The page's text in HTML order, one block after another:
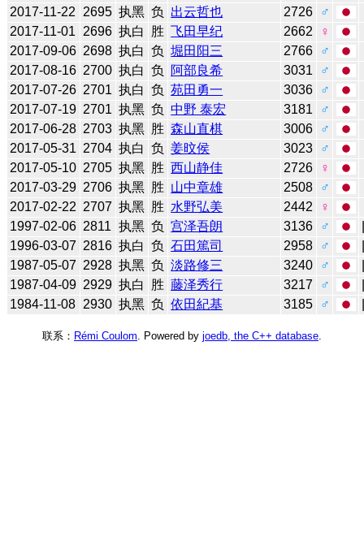
2017-11-22
2695 执黑 负 出云哲也 2726
♂
2017-11-01
2696 执白 胜 飞田早纪 2662
♀
2017-09-06 2698 执白 负 堀田阳三 2766
♂
2017-08-16 2700 执白 负 阿部良希 3031
♂
2017-07-26 2701 执白 负 苑田勇一 3036
♂
2017-07-19 2701 执黑 负 中野 泰宏 3181
♂
2017-06-28 2703 执黑 胜 森山直棋 3006
♂
2017-05-31 2704 执白 负 姜旼侯 3023
♂
2017-05-10 2705 执黑 胜 西山静佳 2726
♀
2017-03-29 2706 执黑 胜 山中章雄 2508
♂
2017-02-22 2707 执黑 胜 水野弘美 2442
♀
1997-02-06 2811 执黑 负 宫泽吾朗 3136 ♂
1996-03-07 2816 执白 负 石田篤司 2958 ♂
1987-05-07 2928 执黑 负 淡路修三 3240 ♂
1987-04-09 2929 执白 胜 藤泽秀行 3217 ♂
1984-11-08 2930 执黑 负 依田紀基 3185 ♂
联系： Rémi Coulom . Powered by joedb, the C++ database